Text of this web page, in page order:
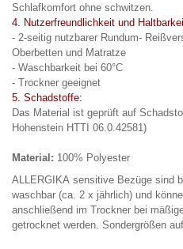
Schlafkomfort ohne schwitzen.
4. Nutzerfreundlichkeit und
- 2-seitig nutzbarer Rundum-
Oberbetten und Matratze
- Waschbarkeit bei 60°C
- Trockner geeignet
5. Schadstoffe:
Das Material ist geprüft auf
Hohenstein HTTI 06.0.42581)
Material: 100% Polyester
ALLERGIKA sensitive Bezüge sind
waschbar (ca. 2 x jährlich) und
anschließend im Trockner bei
getrocknet werden. Sondergrößen